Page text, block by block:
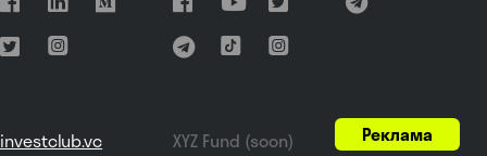
investclub.vc XYZ Fund (soon) Реклама